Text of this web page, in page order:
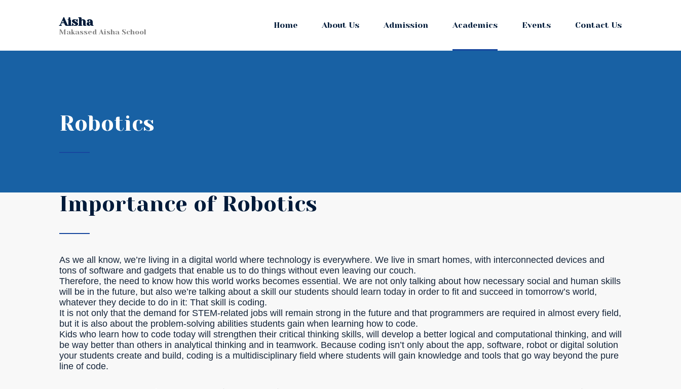
Home About Us Admission Academics Events Contact Us
Aisha
Makassed Aisha School
Robotics
Importance of Robotics
As we all know, we’re living in a digital world where technology is everywhere. We live in smart homes, with interconnected devices and
tons of software and gadgets that enable us to do things without even leaving our couch.
Therefore, the need to know how this world works becomes essential. We are not only talking about how necessary social and human skills
will be in the future, but also we’re talking about a skill our students should learn today in order to fit and succeed in tomorrow’s world,
whatever they decide to do in it: That skill is coding.
It is not only that the demand for STEM-related jobs will remain strong in the future and that programmers are required in almost every field,
but it is also about the problem-solving abilities students gain when learning how to code.
Kids who learn how to code today will strengthen their critical thinking skills, will develop a better logical and computational thinking, and will
be way better than others in analytical thinking and in teamwork. Because coding isn’t only about the app, software, robot or digital solution
your students create and build, coding is a multidisciplinary field where students will gain knowledge and tools that go way beyond the pure
line of code.